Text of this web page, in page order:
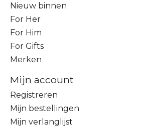
Nieuw binnen
For Her
For Him
For Gifts
Merken
Mijn account
Registreren
Mijn bestellingen
Mijn verlanglijst